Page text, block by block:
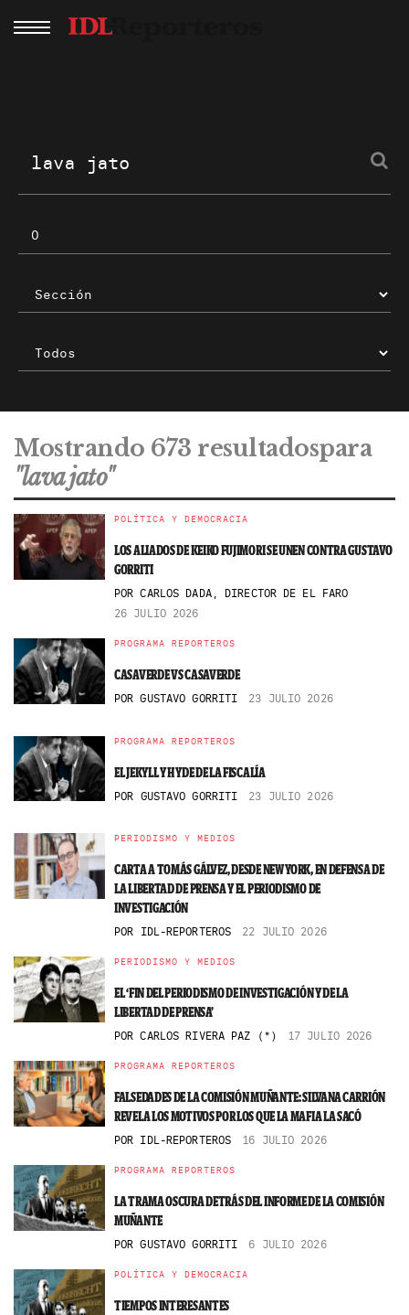
Mostrando 673 resultadospara
"lava jato"
POLÍTICA Y DEMOCRACIA
LOS ALIADOS DE KEIKO FUJIMORI SE UNEN CONTRA GUSTAVO
GORRITI
POR CARLOS DADA, DIRECTOR DE EL FARO
26 JULIO 2026
PROGRAMA REPORTEROS
CASAVERDE VS CASAVERDE
POR GUSTAVO GORRITI 23 JULIO 2026
PROGRAMA REPORTEROS
EL JEKYLL Y HYDE DE LA FISCALÍA
POR GUSTAVO GORRITI 23 JULIO 2026
PERIODISMO Y MEDIOS
CARTA A TOMÁS GÁLVEZ, DESDE NEW YORK, EN DEFENSA DE
LA LIBERTAD DE PRENSA Y EL PERIODISMO DE
INVESTIGACIÓN
POR IDL-REPORTEROS 22 JULIO 2026
PERIODISMO Y MEDIOS
EL ‘FIN DEL PERIODISMO DE INVESTIGACIÓN Y DE LA
LIBERTAD DE PRENSA’
POR CARLOS RIVERA PAZ (*) 17 JULIO 2026
PROGRAMA REPORTEROS
FALSEDADES DE LA COMISIÓN MUÑANTE: SILVANA CARRIÓN
REVELA LOS MOTIVOS POR LOS QUE LA MAFIA LA SACÓ
POR IDL-REPORTEROS 16 JULIO 2026
PROGRAMA REPORTEROS
LA TRAMA OSCURA DETRÁS DEL INFORME DE LA COMISIÓN
MUÑANTE
POR GUSTAVO GORRITI 6 JULIO 2026
POLÍTICA Y DEMOCRACIA
TIEMPOS INTERESANTES